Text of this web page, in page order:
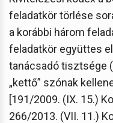
feladatkör törlése
a korábbi három
feladatkör együttes
tanácsadó tisztsége
„kettő” szónak
[191/2009. (IX. 15.)
266/2013. (VII. 11.)